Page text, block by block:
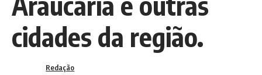
cidades da região.
Redação